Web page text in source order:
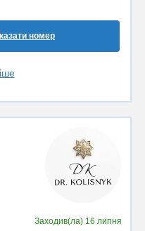
номер
Заходив(ла) 16 липня